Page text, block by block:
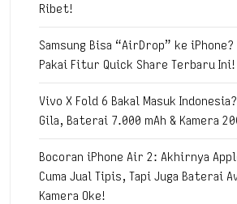
Ribet!
Samsung Bisa “AirDrop” ke iPhone?
Pakai Fitur Quick Share Terbaru Ini!
Vivo X Fold 6 Bakal Masuk
Gila, Baterai 7.000 mAh & Kamera
Bocoran iPhone Air 2: Akhirnya
Cuma Jual Tipis, Tapi Juga Baterai
Kamera Oke!